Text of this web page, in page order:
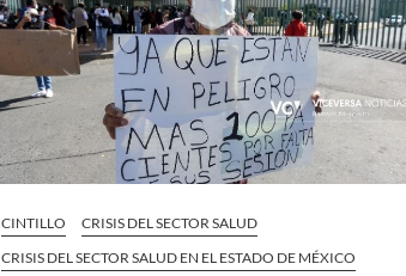
CINTILLO
CRISIS DEL SECTOR SALUD
CRISIS DEL SECTOR SALUD EN EL ESTADO DE MÉXICO